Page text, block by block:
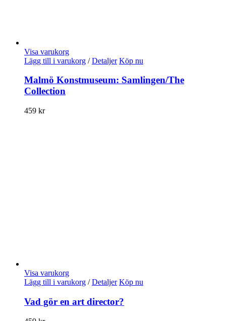
Visa varukorg
Lägg till i varukorg / Detaljer Köp nu
Malmö Konstmuseum: Samlingen/The
Collection
459 kr
Visa varukorg
Lägg till i varukorg / Detaljer Köp nu
Vad gör en art director?